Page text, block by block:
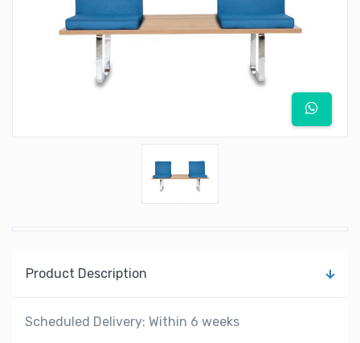
Product Description
Scheduled Delivery: Within 6 weeks